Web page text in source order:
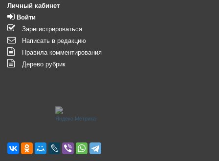
Личный кабинет
Войти
Зарегистрироваться
Написать в редакцию
Правила комментирования
Дерево рубрик